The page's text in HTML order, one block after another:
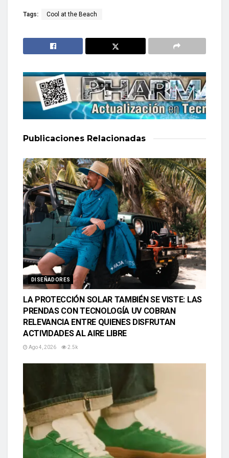
Tags: Cool at the Beach
Publicaciones Relacionadas
DISEÑADORES
LA PROTECCIÓN SOLAR TAMBIÉN SE VISTE: LAS
PRENDAS CON TECNOLOGÍA UV COBRAN
RELEVANCIA ENTRE QUIENES DISFRUTAN
ACTIVIDADES AL AIRE LIBRE
Ago 4, 2026 2.5k